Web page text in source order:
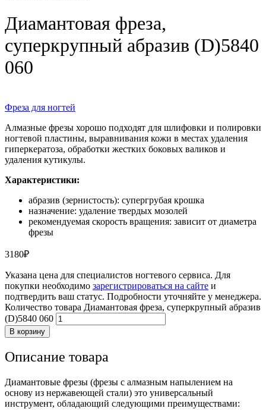
Диамантовая фреза,
суперкрупный абразив (D)5840
060
Фреза для ногтей
Алмазные фрезы хорошо подходят для шлифовки и полировки
ногтевой пластины, выравнивания кожи в местах удаления
гиперкератоза, обработки жестких боковых валиков и
удаления кутикулы.
Характеристики:
абразив (зернистость): супергрубая крошка
назначение: удаление твердых мозолей
рекомендуемая скорость вращения: зависит от диаметра
фрезы
3180₽
Указана цена для специалистов ногтевого сервиса. Для
покупки необходимо зарегистрироваться на сайте и
подтвердить ваш статус. Подробности уточняйте у менеджера.
Количество товара Диамантовая фреза, суперкрупный абразив
(D)5840 060
В корзину
Описание товара
Диамантовые фрезы (фрезы с алмазным напылением на
основу из нержавеющей стали) это универсальный
инструмент, обладающий следующими преимуществами: